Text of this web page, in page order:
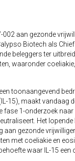
002 aan gezonde
Biotech als
beleggers ter
waaronder
toonaangevend
15), maakt vandaag
1-onderzoek naar
Het
aan gezonde
met coeliakie en
waar IL-15 een